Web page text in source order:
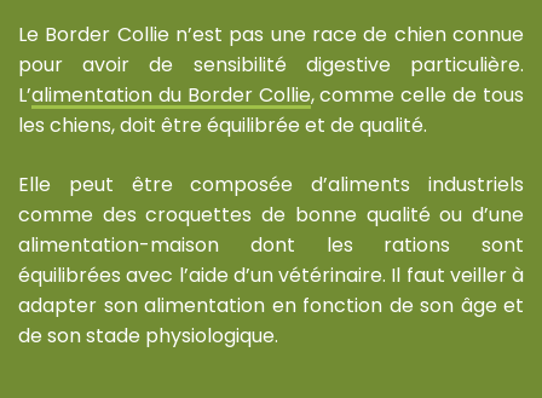
Le Border Collie n’est pas une race de chien connue
pour avoir de sensibilité digestive particulière.
L’alimentation du Border Collie, comme celle de tous
les chiens, doit être équilibrée et de qualité.
Elle peut être composée d’aliments industriels
comme des croquettes de bonne qualité ou d’une
alimentation-maison dont les rations sont
équilibrées avec l’aide d’un vétérinaire. Il faut veiller à
adapter son alimentation en fonction de son âge et
de son stade physiologique.